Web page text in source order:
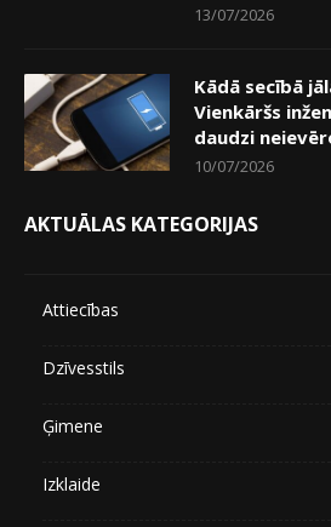
13/07/2026
Kādā secībā
Vienkāršs
daudzi
10/07/2026
AKTUĀLAS KATEGORIJAS
Attiecības
Dzīvesstils
Ģimene
Izklaide